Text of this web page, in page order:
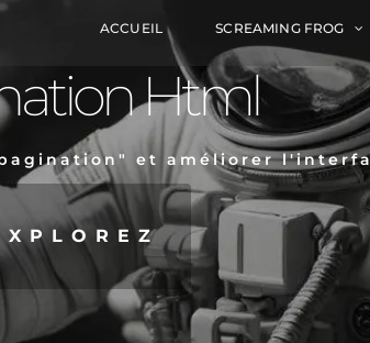
ACCUEIL SCREAMING FROG
Html
et améliorer